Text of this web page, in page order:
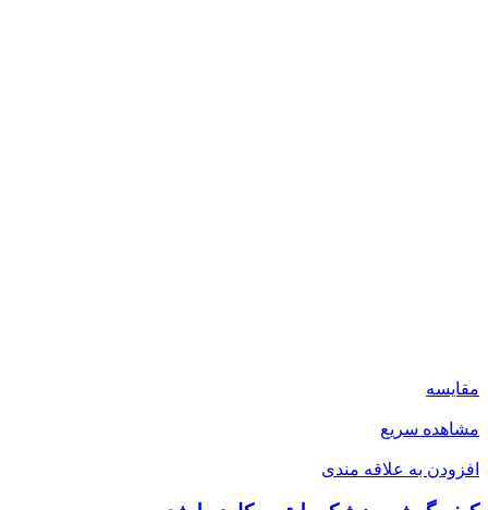
مقایسه
مشاهده سریع
افزودن به علاقه مندی